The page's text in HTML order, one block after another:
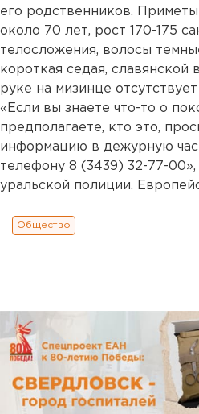
его родственников.
около 70 лет, рост 170-175
телосложения, волосы
короткая седая, славянской
руке на мизинце
«Если вы знаете что-то о
предполагаете, кто это,
информацию в дежурную
телефону 8 (3439) 32-77-
уральской полиции.
Общество